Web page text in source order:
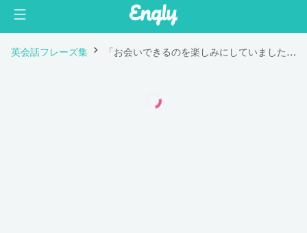
英会話フレーズ集 「お会いできるのを楽しみにしていました。」は英語で "I was so excited to see you."